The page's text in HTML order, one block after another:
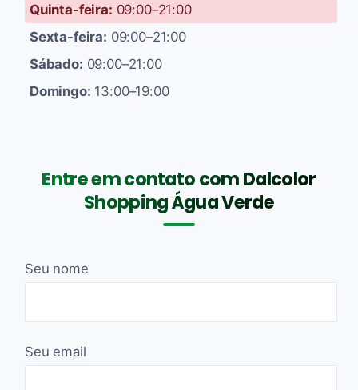
Quinta-feira: 09:00–21:00
Sexta-feira: 09:00–21:00
Sábado: 09:00–21:00
Domingo: 13:00–19:00
Entre em contato com Dalcolor
Shopping Água Verde
Seu nome
Seu email